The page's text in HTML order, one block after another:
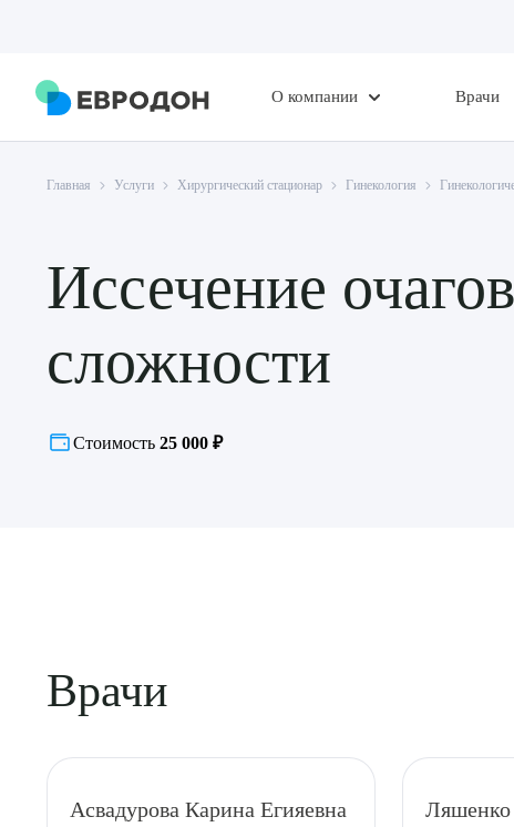
О компании Врачи
Главная Услуги Хирургический стационар Гинекология
Иссечение
сложности
Стоимость 25 000 ₽
Врачи
Асвадурова Карина Егияевна Ляшенко